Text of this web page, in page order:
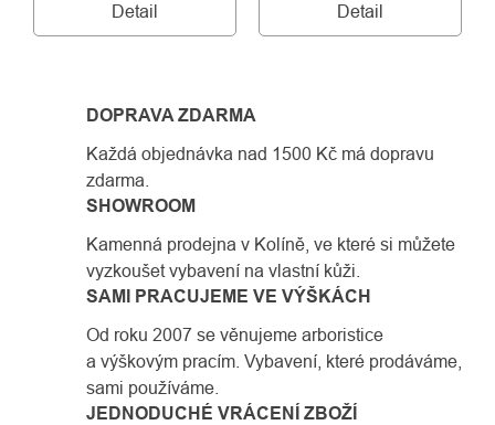
Detail Detail
DOPRAVA ZDARMA
Každá objednávka nad 1500 Kč má dopravu
zdarma.
SHOWROOM
Kamenná prodejna v Kolíně, ve které si můžete
vyzkoušet vybavení na vlastní kůži.
SAMI PRACUJEME VE VÝŠKÁCH
Od roku 2007 se věnujeme arboristice
a výškovým pracím. Vybavení, které prodáváme,
sami používáme.
JEDNODUCHÉ VRÁCENÍ ZBOŽÍ